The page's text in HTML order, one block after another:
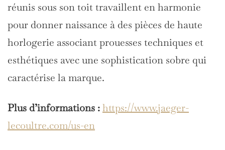
réunis sous son toit travaillent en harmonie
pour donner naissance à des pièces de haute
horlogerie associant prouesses techniques et
esthétiques avec une sophistication sobre qui
caractérise la marque.
Plus d’informations :https://www.jaeger-
lecoultre.com/us-en